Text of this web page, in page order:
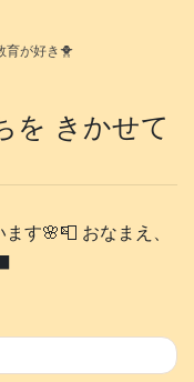
育が好き🐥
を きかせて
す🌸📮 おなまえ、